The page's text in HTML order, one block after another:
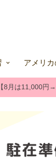
アメリ
8月は11,000円→